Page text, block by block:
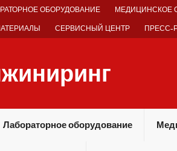
ОБОРУДОВАНИЕ МЕДИЦИНСКОЕ
СЕРВИСНЫЙ ЦЕНТР ПРЕСС-
Лабораторное оборудование